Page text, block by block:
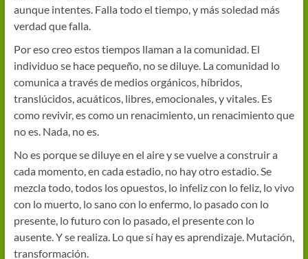
aunque intentes. Falla todo el tiempo, y más soledad más
verdad que falla.
Por eso creo estos tiempos llaman a la comunidad. El
individuo se hace pequeño, no se diluye. La comunidad lo
comunica a través de medios orgánicos, híbridos,
translúcidos, acuáticos, libres, emocionales, y vitales. Es
como revivir, es como un renacimiento, un renacimiento que
no es. Nada, no es.
No es porque se diluye en el aire y se vuelve a construir a
cada momento, en cada estadio, no hay otro estadio. Se
mezcla todo, todos los opuestos, lo infeliz con lo feliz, lo vivo
con lo muerto, lo sano con lo enfermo, lo pasado con lo
presente, lo futuro con lo pasado, el presente con lo
ausente. Y se realiza. Lo que sí hay es aprendizaje. Mutación,
transformación.